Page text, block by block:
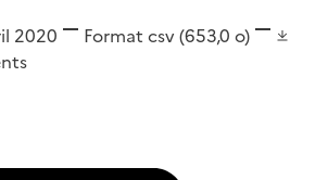
2020 Format csv(653,0 o)